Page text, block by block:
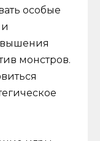
особые
монстров.